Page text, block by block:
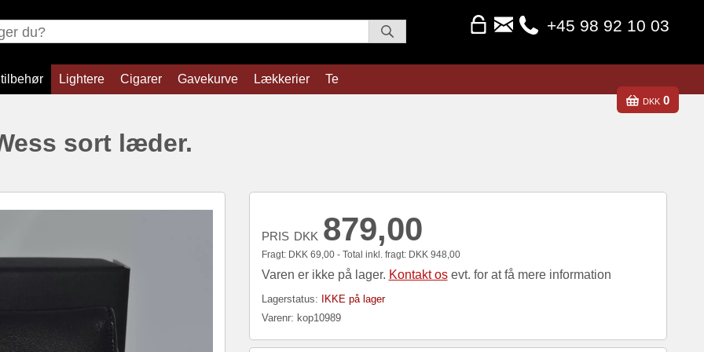
DKK 0
+45 98 92 10 03
Lightere Cigarer Gavekurve Lækkerier Te
sort læder.
PRIS DKK 879,00
Fragt: DKK69,00 - Total inkl. fragt: DKK948,00
Varen er ikke på lager. Kontakt osevt. for at få mere information
Lagerstatus:
IKKE på lager
Varenr: kop10989